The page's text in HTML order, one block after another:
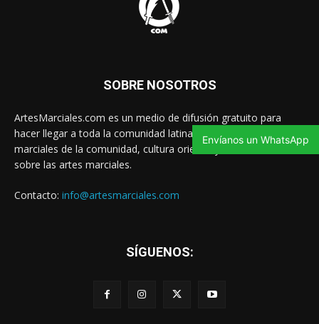
SOBRE NOSOTROS
ArtesMarciales.com es un medio de difusión gratuito para
hacer llegar a toda la comunidad latina las noticias de artes
marciales de la comunidad, cultura oriental y contenido valioso
sobre las artes marciales.
Contacto: info@artesmarciales.com
SÍGUENOS:
Envíanos un WhatsApp